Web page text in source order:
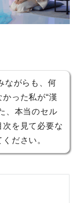
ながらも、何
った私が“漢
、本当のセル
次を見て必要な
ださい。